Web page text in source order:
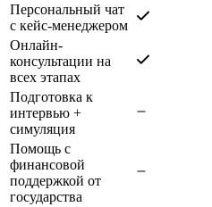
Персональный чат
с кейс-менеджером
Онлайн-
консультации на
всех этапах
Подготовка к
интервью +
симуляция
Помощь с
финансовой
поддержкой от
государства